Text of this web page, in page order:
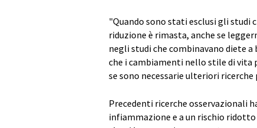
"Quando sono stati esclusi gli
riduzione è rimasta, anche se
negli studi che combinavano diete
che i cambiamenti nello stile di vita
se sono necessarie ulteriori
Precedenti ricerche osservazionali
infiammazione e a un rischio